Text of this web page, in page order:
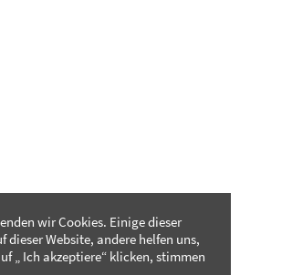
wir Cookies. Einige dieser
Website, andere helfen uns,
„ Ich akzeptiere“ klicken, stimmen